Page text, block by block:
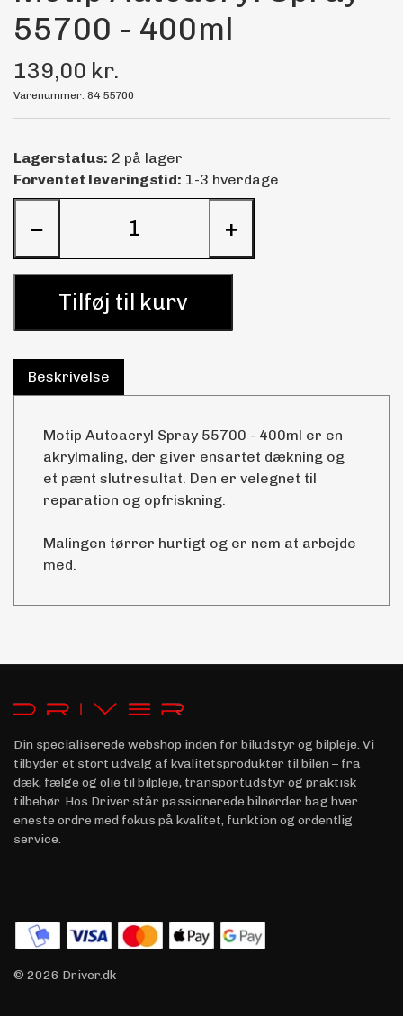
Dæk & Fælge
55700 - 400ml
139,00 kr.
Varenummer: 84 55700
Lagerstatus: 2 på lager
Forventet leveringstid: 1-3 hverdage
− +
Tilføj til kurv
Beskrivelse
Motip Autoacryl Spray 55700 - 400ml er en
akrylmaling, der giver ensartet dækning og
et pænt slutresultat. Den er velegnet til
reparation og opfriskning.
Malingen tørrer hurtigt og er nem at arbejde
med.
Din specialiserede webshop inden for biludstyr og bilpleje. Vi
tilbyder et stort udvalg af kvalitetsprodukter til bilen – fra
dæk, fælge og olie til bilpleje, transportudstyr og praktisk
tilbehør. Hos Driver står passionerede bilnørder bag hver
eneste ordre med fokus på kvalitet, funktion og ordentlig
service.
© 2026 Driver.dk